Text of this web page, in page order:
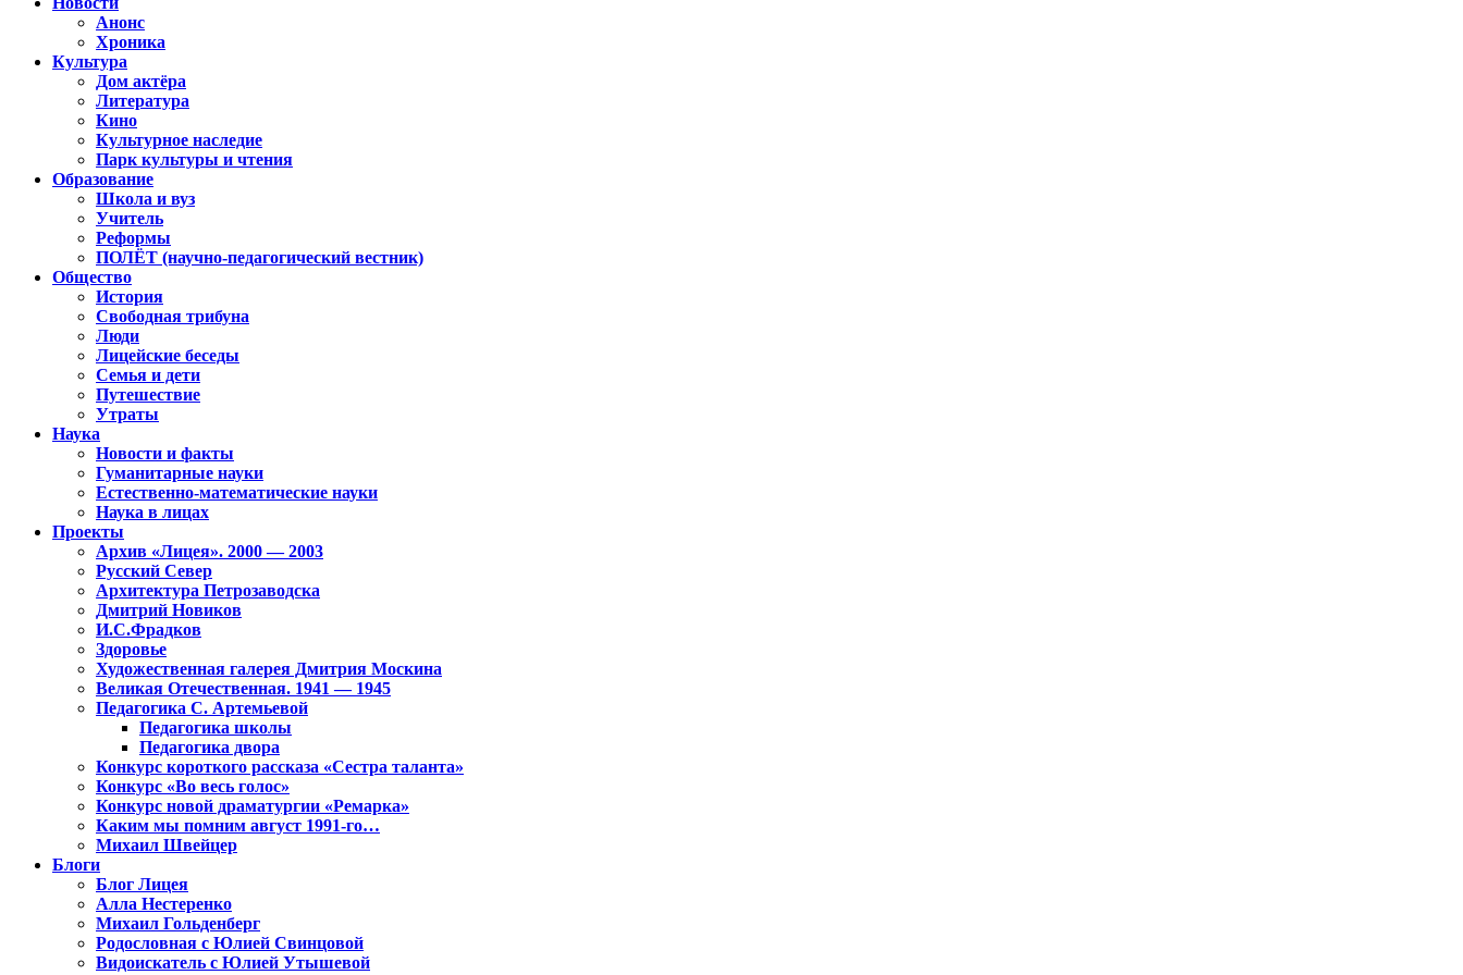
Анонс
Хроника
Культура
Дом актёра
Литература
Кино
Культурное наследие
Парк культуры и чтения
Образование
Школа и вуз
Учитель
Реформы
ПОЛЁТ (научно-педагогический вестник)
Общество
История
Свободная трибуна
Люди
Лицейские беседы
Семья и дети
Путешествие
Утраты
Наука
Новости и факты
Гуманитарные науки
Естественно-математические науки
Наука в лицах
Проекты
Архив «Лицея». 2000 — 2003
Русский Север
Архитектура Петрозаводска
Дмитрий Новиков
И.С.Фрадков
Здоровье
Художественная галерея Дмитрия Москина
Великая Отечественная. 1941 — 1945
Педагогика С. Артемьевой
Педагогика школы
Педагогика двора
Конкурс короткого рассказа «Сестра таланта»
Конкурс «Во весь голос»
Конкурс новой драматургии «Ремарка»
Каким мы помним август 1991-го…
Михаил Швейцер
Блоги
Блог Лицея
Алла Нестеренко
Михаил Гольденберг
Родословная с Юлией Свинцовой
Видоискатель с Юлией Утышевой